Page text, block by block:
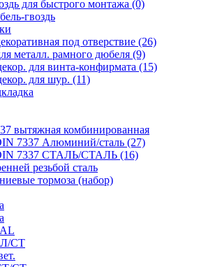
для быстрого монтажа (0)
гвоздь
под отверствие (26)
металл. рамного дюбеля (9)
для винта-конфирмата (15)
для шур. (11)
вытяжная комбинированная
7337 Алюминий/сталь (27)
7337 СТАЛЬ/СТАЛЬ (16)
резьбой сталь
тормоза (набор)
СТ